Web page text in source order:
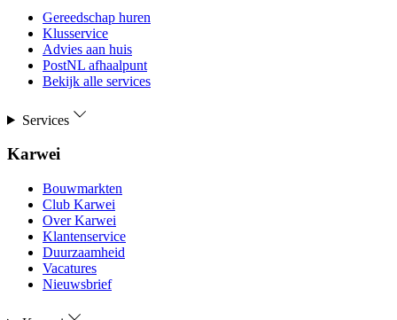
Gereedschap huren
Klusservice
Advies aan huis
PostNL afhaalpunt
Bekijk alle services
Services
Karwei
Bouwmarkten
Club Karwei
Over Karwei
Klantenservice
Duurzaamheid
Vacatures
Nieuwsbrief